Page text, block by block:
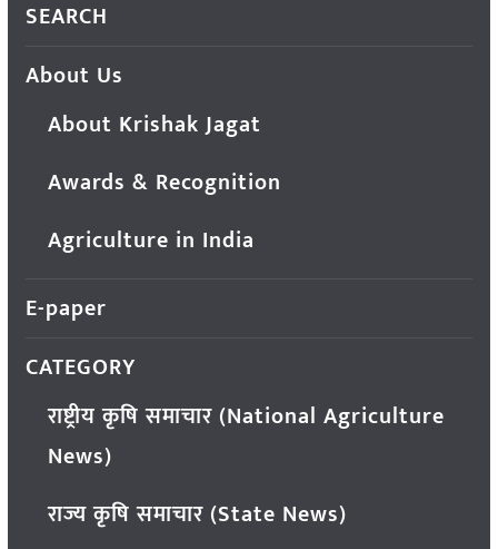
SEARCH
About Us
About Krishak Jagat
Awards & Recognition
Agriculture in India
E-paper
CATEGORY
राष्ट्रीय कृषि समाचार (National Agriculture
News)
राज्य कृषि समाचार (State News)